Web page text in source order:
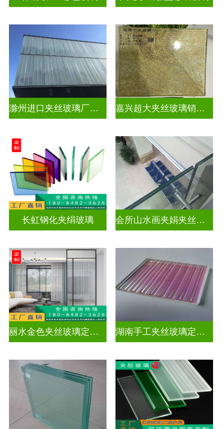
滁州进口夹丝玻璃厂电话 嘉兴超大夹丝玻璃销售公司
长虹钢化夹绢玻璃 会所山水画夹娟夹丝玻璃
丽水金色夹丝玻璃定制电话 湖南手工夹丝玻璃定制工厂